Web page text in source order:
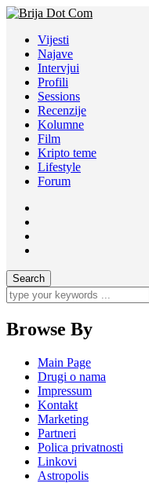
Vijesti
Najave
Intervjui
Profili
Sessions
Recenzije
Kolumne
Film
Kripto teme
Lifestyle
Forum
Browse By
Main Page
Drugi o nama
Impressum
Kontakt
Marketing
Partneri
Polica privatnosti
Linkovi
Astropolis